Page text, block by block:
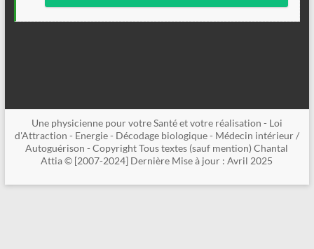
Une physicienne pour votre Santé et votre réalisation - Loi
d'Attraction - Energie - Décodage biologique - Médecin intérieur /
Autoguérison - Copyright Tous textes (sauf mention) Chantal
Attia © [2007-2024] Dernière Mise à jour : Avril 2025